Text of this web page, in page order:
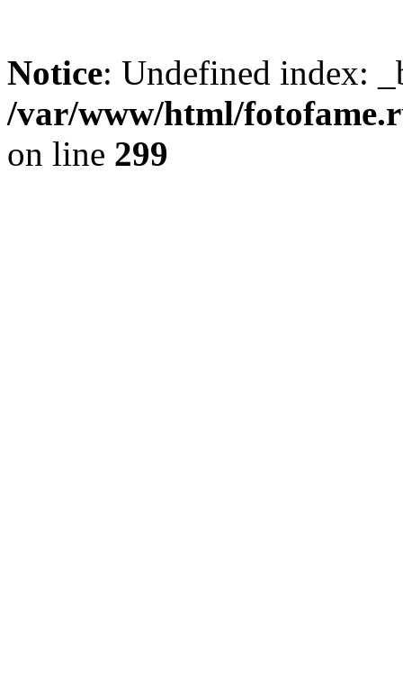
Notice: Undefined index:
/var/www/html/
on line 299